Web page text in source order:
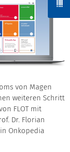
von Magen
weiteren Schritt
FLOT mit
Dr. Florian
Onkopedia